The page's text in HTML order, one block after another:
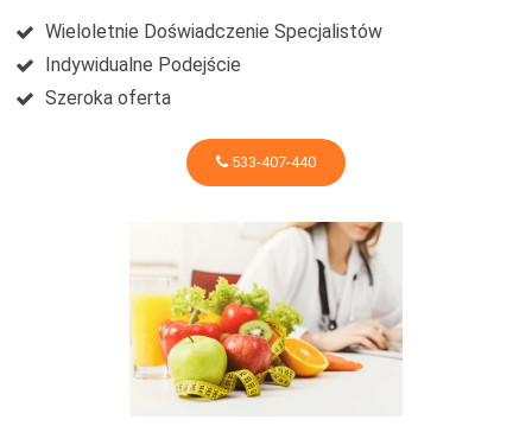
Wieloletnie Doświadczenie Specjalistów
Indywidualne Podejście
Szeroka oferta
533-407-440